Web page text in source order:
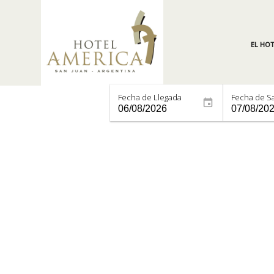
EL
Fecha de Llegada Fecha de